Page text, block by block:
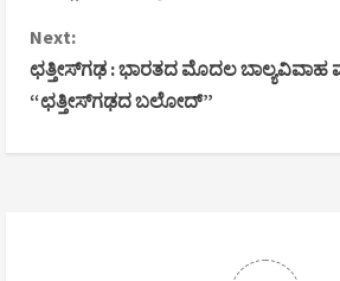
n
t
i
Next:
ಛತ್ತೀಸ್‌ಗಢ : ಭಾರತದ ಮೊದಲ ಬಾಲ್ಯವಿವಾಹ
“ಛತ್ತೀಸ್‌ಗಢದ ಬಲೋದ್”